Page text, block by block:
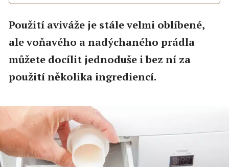
Použití aviváže je stále velmi oblíbené,
ale voňavého a nadýchaného prádla
můžete docílit jednoduše i bez ní za
použití několika ingrediencí.